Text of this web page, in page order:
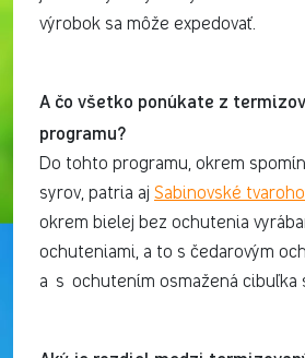
výrobok sa môže expedovať.
A čo všetko ponúkate z
programu?
Do tohto programu, okrem
syrov, patria aj Sabinovské
okrem bielej bez ochutenia
ochuteniami, a to s čedarovým
a s ochutením osmažená cibuľka